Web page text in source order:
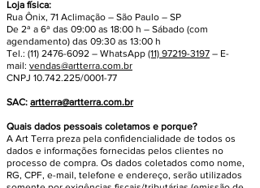
Loja física:
Rua Ônix, 71 Aclimação – São Paulo – SP
De 2ª a 6ª das 09:00 as 18:00 h – Sábado (com
agendamento) das 09:30 as 13:00 h
Tel.: (11) 2476-6092 – WhatsApp (11) 97219-3197 – E-
mail: vendas@artterra.com.br
CNPJ 10.742.225/0001-77
SAC: artterra@artterra.com.br
Quais dados pessoais coletamos e porque?
A Art Terra preza pela confidencialidade de todos os
dados e informações fornecidas pelos clientes no
processo de compra. Os dados coletados como nome,
RG, CPF, e-mail, telefone e endereço, serão utilizados